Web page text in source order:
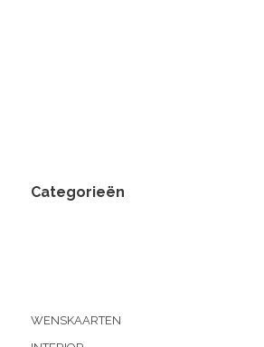
Categorieën
WENSKAARTEN